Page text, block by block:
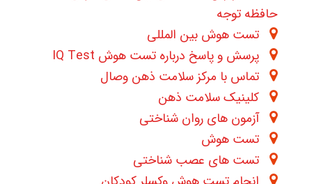
حافظه توجه
تست هوش بین المللی
پرسش و پاسخ درباره تست هوش IQ Test
تماس با مرکز سلامت ذهن وصال
کلینیک سلامت ذهن
آزمون های روان شناختی
تست هوش
تست های عصب شناختی